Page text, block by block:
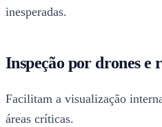
inesperadas.
Inspeção por drones e
Facilitam a visualização
áreas críticas.